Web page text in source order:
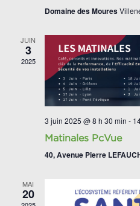
Domaine des Moures
JUIN
3
2025
3 juin 2025 @ 8 h 30 min -
Matinales PcVue
40, Avenue Pierre
MAI
20